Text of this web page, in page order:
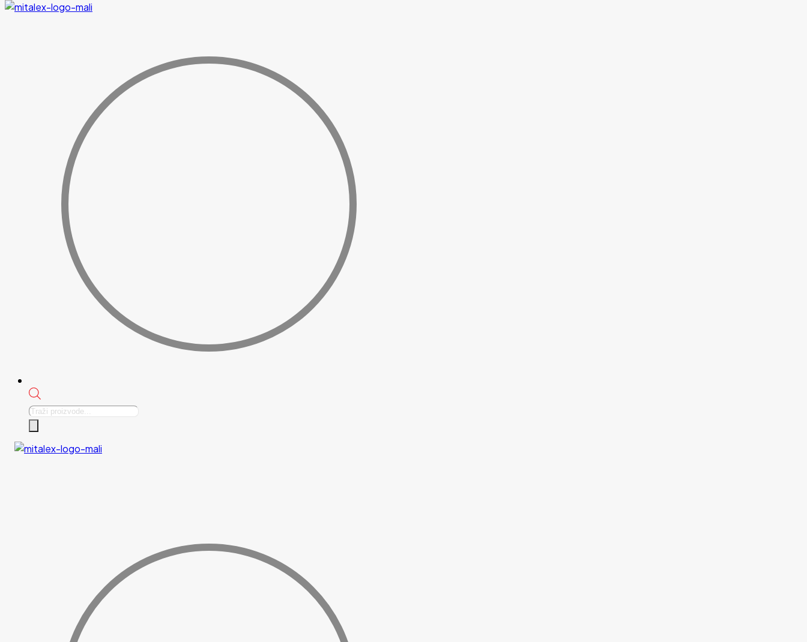
Products
search